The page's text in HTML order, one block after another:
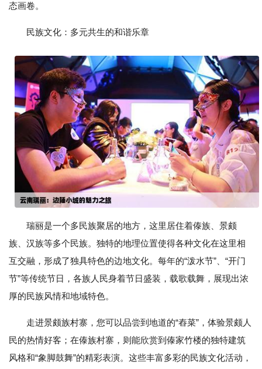
态画卷。
民族文化：多元共生的和谐乐章
瑞丽是一个多民族聚居的地方，这里居住着傣族、景颇
族、汉族等多个民族。独特的地理位置使得各种文化在这里相
互交融，形成了独具特色的边地文化。每年的“泼水节”、“开门
节”等传统节日，各族人民身着节日盛装，载歌载舞，展现出浓
厚的民族风情和地域特色。
走进景颇族村寨，您可以品尝到地道的“舂菜”，体验景颇人
民的热情好客；在傣族村寨，则能欣赏到傣家竹楼的独特建筑
风格和“象脚鼓舞”的精彩表演。这些丰富多彩的民族文化活动，